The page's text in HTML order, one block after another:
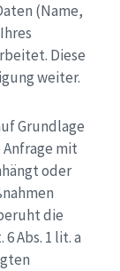
(Name,
Diese
weiter.
Grundlage
Anfrage mit
oder
die
Abs. 1 lit. a